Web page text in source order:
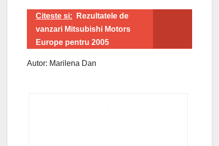
Citeste si:
Rezultatele de
vanzari Mitsubishi Motors
Europe pentru 2005
Autor: Marilena Dan